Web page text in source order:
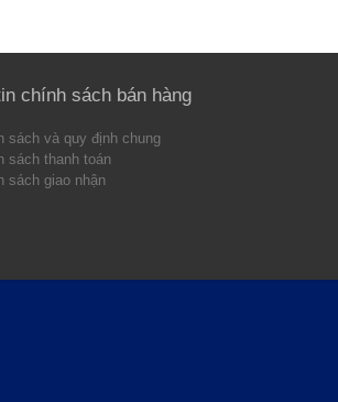
chính sách bán hàng
sách và quy định chung
sách thanh toán
sách giao nhận